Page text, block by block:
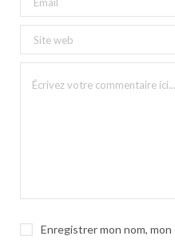
Enregistrer mon nom,